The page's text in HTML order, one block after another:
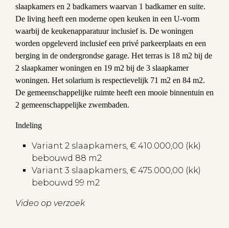
slaapkamers en 2 badkamers waarvan 1 badkamer en suite.
De living heeft een moderne open keuken in een U-vorm
waarbij de keukenapparatuur inclusief is. De woningen
worden opgeleverd inclusief een privé parkeerplaats en een
berging in de ondergrondse garage. Het terras is 18 m2 bij de
2 slaapkamer woningen en 19 m2 bij de 3 slaapkamer
woningen. Het solarium is respectievelijk 71 m2 en 84 m2.
De gemeenschappelijke ruimte heeft een mooie binnentuin en
2 gemeenschappelijke zwembaden.
Indeling
Variant 2 slaapkamers, € 410.000,00 (kk)
bebouwd 88 m2
Variant 3 slaapkamers, € 475.000,00 (kk)
bebouwd 99 m2
Video op verzoek